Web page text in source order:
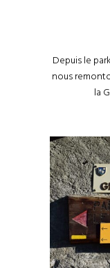
Depuis le
nous
la